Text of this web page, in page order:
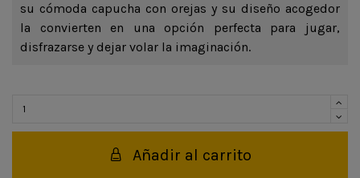
su cómoda capucha con orejas y su diseño acogedor
la convierten en una opción perfecta para jugar,
disfrazarse y dejar volar la imaginación.
Añadir al carrito